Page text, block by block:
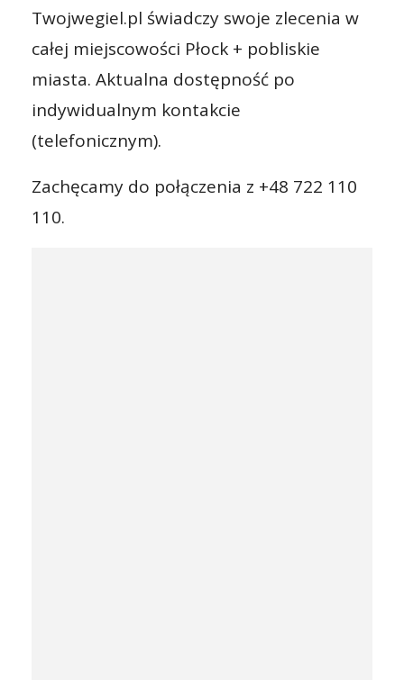
Twojwegiel.pl świadczy swoje zlecenia w
całej miejscowości Płock + pobliskie
miasta. Aktualna dostępność po
indywidualnym kontakcie
(telefonicznym).
Zachęcamy do połączenia z +48 722 110
110.